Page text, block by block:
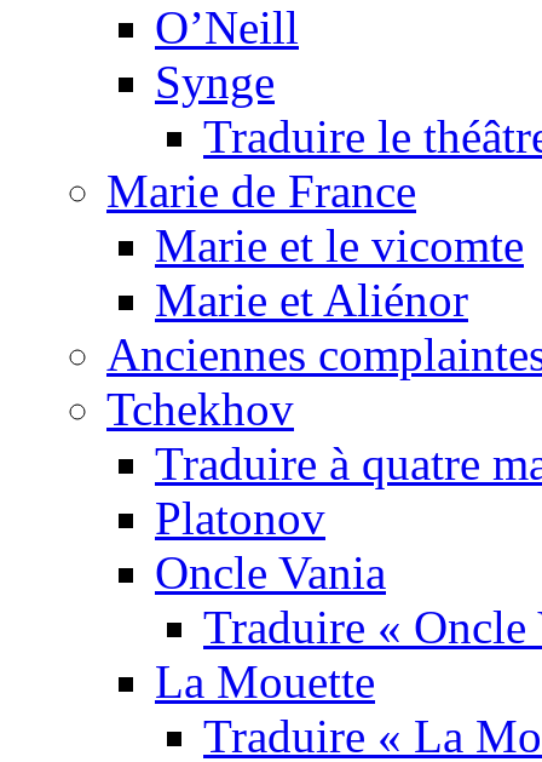
O’Neill
Synge
Traduire le
Marie de France
Marie et le vicomte
Marie et Aliénor
Anciennes
Tchekhov
Traduire à quatre
Platonov
Oncle Vania
Traduire « Oncle
La Mouette
Traduire « La